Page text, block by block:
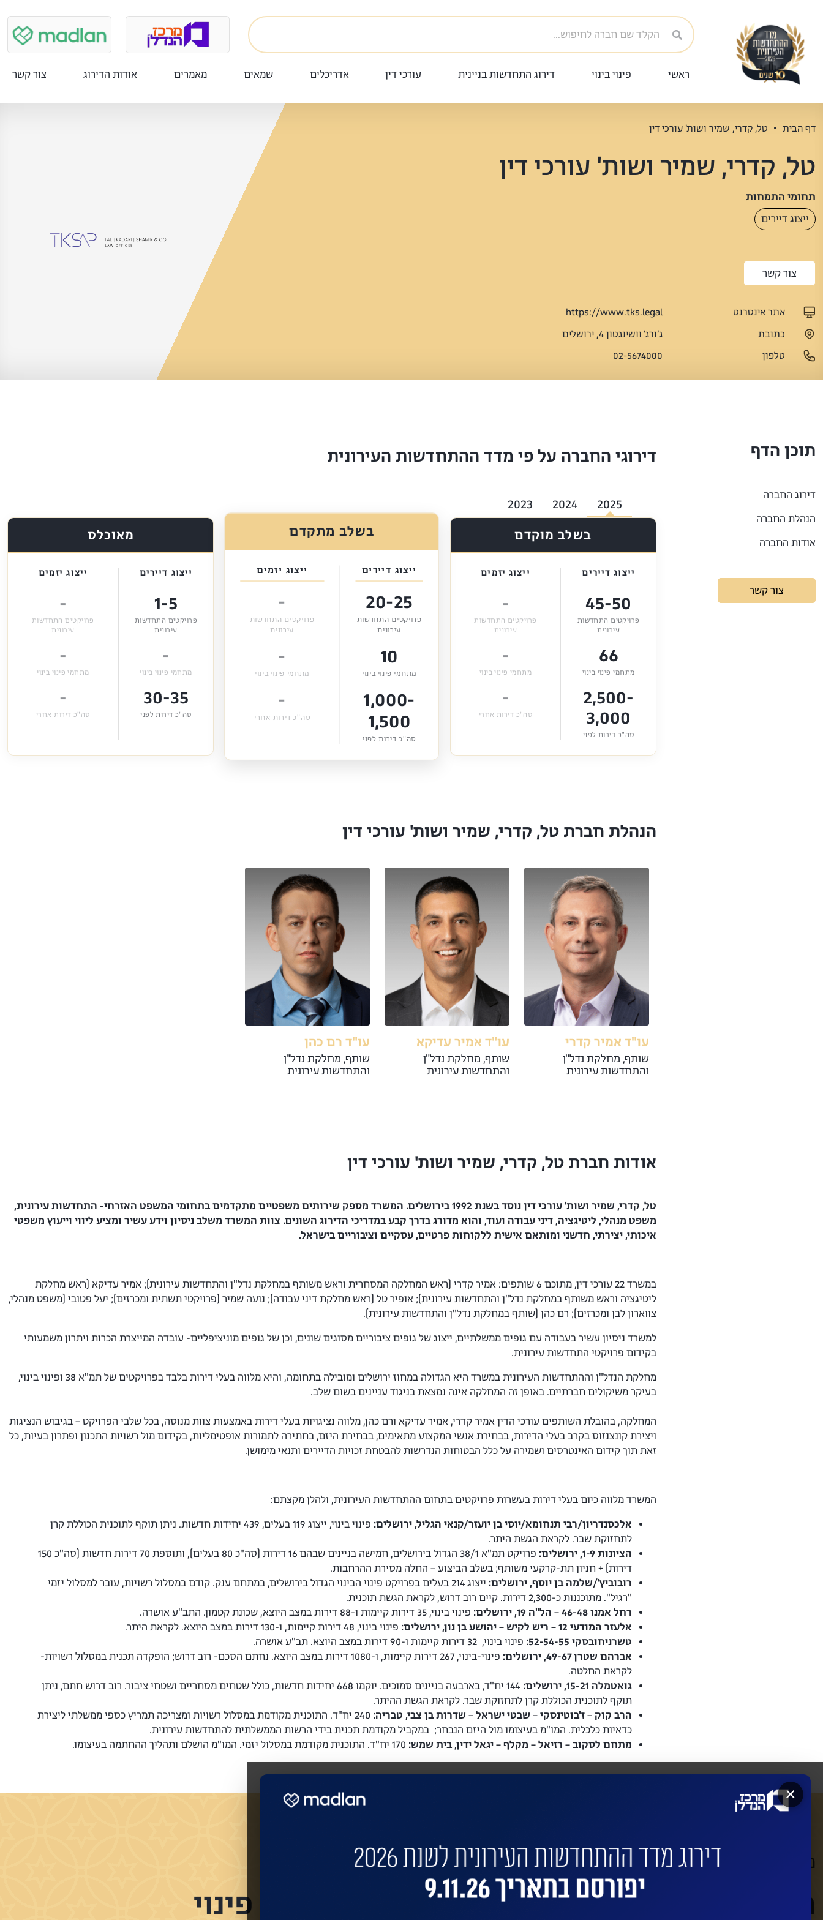
ראשי פינוי בינוי דירוג התחדשות בניינית עורכי דין אדריכלים שמאים מאמרים אודות הדירוג צור קשר
דף הבית טל, קדרי, שמיר ושות' עורכי דין
טל, קדרי, שמיר ושות' עורכי דין
תחומי התמחות
ייצוג דיירים
צור קשר
אתר אינטרנט
https://www.tks.legal
כתובת
ג׳ורג׳ וושינגטון 4, ירושלים
טלפון
02-5674000
תוכן הדף
דירוג החברה
הנהלת החברה
אודות החברה
צור קשר
דירוגי החברה על פי מדד ההתחדשות העירונית
2025
2024
2023
בשלב מוקדם
ייצוג דיירים
45-50
פרויקטים התחדשות
עירונית
66
מתחמי פינוי בינוי
2,500-
3,000
סה"כ דירות לפני
ייצוג יזמים
-
פרויקטים התחדשות
עירונית
-
מתחמי פינוי בינוי
-
סה"כ דירות אחרי
בשלב מתקדם
ייצוג דיירים
20-25
פרויקטים התחדשות
עירונית
10
מתחמי פינוי בינוי
1,000-
1,500
סה"כ דירות לפני
ייצוג יזמים
-
פרויקטים התחדשות
עירונית
-
מתחמי פינוי בינוי
-
סה"כ דירות אחרי
מאוכלס
ייצוג דיירים
1-5
פרויקטים התחדשות
עירונית
-
מתחמי פינוי בינוי
30-35
סה"כ דירות לפני
ייצוג יזמים
-
פרויקטים התחדשות
עירונית
-
מתחמי פינוי בינוי
-
סה"כ דירות אחרי
הנהלת חברת טל, קדרי, שמיר ושות' עורכי דין
עו"ד אמיר קדרי
שותף, מחלקת נדל"ן
והתחדשות עירונית
עו"ד אמיר עדיקא
שותף, מחלקת נדל"ן
והתחדשות עירונית
עו"ד רם כהן
שותף, מחלקת נדל"ן
והתחדשות עירונית
אודות חברת טל, קדרי, שמיר ושות' עורכי דין
טל, קדרי, שמיר ושות' עורכי דין נוסד בשנת 1992 בירושלים. המשרד מספק שירותים משפטיים מתקדמים בתחומי המשפט האזרחי- התחדשות עירונית,
משפט מנהלי, ליטיגציה, דיני עבודה ועוד, והוא מדורג בדרך קבע במדריכי הדירוג השונים. צוות המשרד משלב ניסיון וידע עשיר ומציע ליווי וייעוץ משפטי
איכותי, יצירתי, חדשני ומותאם אישית ללקוחות פרטיים, עסקיים וציבוריים בישראל.
במשרד 22 עורכי דין, מתוכם 6 שותפים: אמיר קדרי (ראש המחלקה המסחרית וראש משותף במחלקת נדל"ן והתחדשות עירונית); אמיר עדיקא (ראש מחלקת
ליטיגציה וראש משותף במחלקת נדל"ן והתחדשות עירונית); אופיר טל (ראש מחלקת דיני עבודה); נועה שמיר (פרויקטי תשתית ומכרזים); יעל פטובי (משפט מנהלי,
צווארון לבן ומכרזים); רם כהן (שותף במחלקת נדל"ן והתחדשות עירונית).
למשרד ניסיון עשיר בעבודה עם גופים ממשלתיים, ייצוג של גופים ציבוריים מסוגים שונים, וכן של גופים מוניציפליים- עובדה המייצרת הכרות ויתרון משמעותי
בקידום פרויקטי התחדשות עירונית.
מחלקת הנדל"ן וההתחדשות העירונית במשרד היא הגדולה במחוז ירושלים ומובילה בתחומה, והיא מלווה בעלי דירות בלבד בפרויקטים של תמ"א 38 ופינוי בינוי,
בעיקר משיקולים חברתיים. באופן זה המחלקה אינה נמצאת בניגוד עניינים בשום שלב.
המחלקה, בהובלת השותפים עורכי הדין אמיר קדרי, אמיר עדיקא ורם כהן, מלווה נציגויות בעלי דירות באמצעות צוות מנוסה, בכל שלבי הפרויקט – בגיבוש הנציגות
ויצירת קונצנזוס בקרב בעלי הדירות, בבחירת אנשי המקצוע מתאימים, בבחירת היזם, בחתירה לתמורות אופטימליות, בקידום מול רשויות התכנון ופתרון בעיות, כל
זאת תוך קידום האינטרסים ושמירה על כלל הבטוחות הנדרשות להבטחת זכויות הדיירים ותנאי מימושן.
המשרד מלווה כיום בעלי דירות בעשרות פרויקטים בתחום ההתחדשות העירונית, ולהלן מקצתם:
אלכסנדריון/רבי תנחומא/יוסי בן יועזר/קנאי הגליל, ירושלים:
פינוי בינוי, ייצוג 119 בעלים, 439 יחידות חדשות. ניתן תוקף לתוכנית הכוללת קרן
לתחזוקת שבר. לקראת הגשת היתר.
הציונות 1-9, ירושלים:
פרויקט תמ"א 38/1 הגדול בירושלים, חמישה בניינים שבהם 16 דירות (סה"כ 80 בעלים), ותוספת 70 דירות חדשות (סה"כ 150
דירות) + חניון תת-קרקעי משותף; בשלב הביצוע – החלה מסירת ההרחבות.
רובוביץ'/שלמה בן יוסף, ירושלים:
ייצוג 214 בעלים בפרויקט פינוי הבינוי הגדול בירושלים, במתחם ענק. קודם במסלול רשויות, עובר למסלול יזמי
"רגיל". מתוכננות כ-2,300 דירות. קיים רוב דרוש, לקראת הגשת תוכנית.
רחל אמנו 46-48 – הל"ה 19, ירושלים:
פינוי בינוי, 35 דירות קיימות ו-88 דירות במצב היוצא, שכונת קטמון. התב"ע אושרה.
אלעזר המודעי 12 – ריש לקיש – יהושע בן נון, ירושלים:
פינוי בינוי, 48 דירות קיימות, ו-130 דירות במצב היוצא. לקראת היתר.
טשרניחובסקי 52-54-55:
פינוי בינוי, 32 דירות קיימות ו-90 דירות במצב היוצא. תב"ע אושרה.
אברהם שטרן 49-67, ירושלים:
פינוי-בינוי, 267 דירות קיימות, ו-1080 דירות במצב היוצא. נחתם הסכם- רוב דרוש; הופקדה תכנית במסלול רשויות-
לקראת החלטה.
גואטמלה 15-21, ירושלים:
144 יח"ד, בארבעה בניינים סמוכים. יוקמו 668 יחידות חדשות, כולל שטחים מסחריים ושטחי ציבור. רוב דרוש חתם, ניתן
תוקף לתוכנית הכוללת קרן לתחזוקת שבר. לקראת הגשת ההיתר.
הרב קוק – ז'בוטינסקי – שבטי ישראל – שדרות בן צבי, טבריה:
240 יח"ד. התוכנית מקודמת במסלול רשויות ומצריכה תמריץ כספי ממשלתי ליצירת
כדאיות כלכלית. המו"מ בעיצומו מול היזם הנבחר; במקביל מקודמת תכנית בידי הרשות הממשלתית להתחדשות עירונית.
מתחם לסקוב – רזיאל – מקלף – יגאל ידין, בית שמש:
מעוניינים שהחברות המובילות ישדרגו את הבניין שלכם?
השאירו פרטים לביצוע התחדשות בניינית או פינוי
×